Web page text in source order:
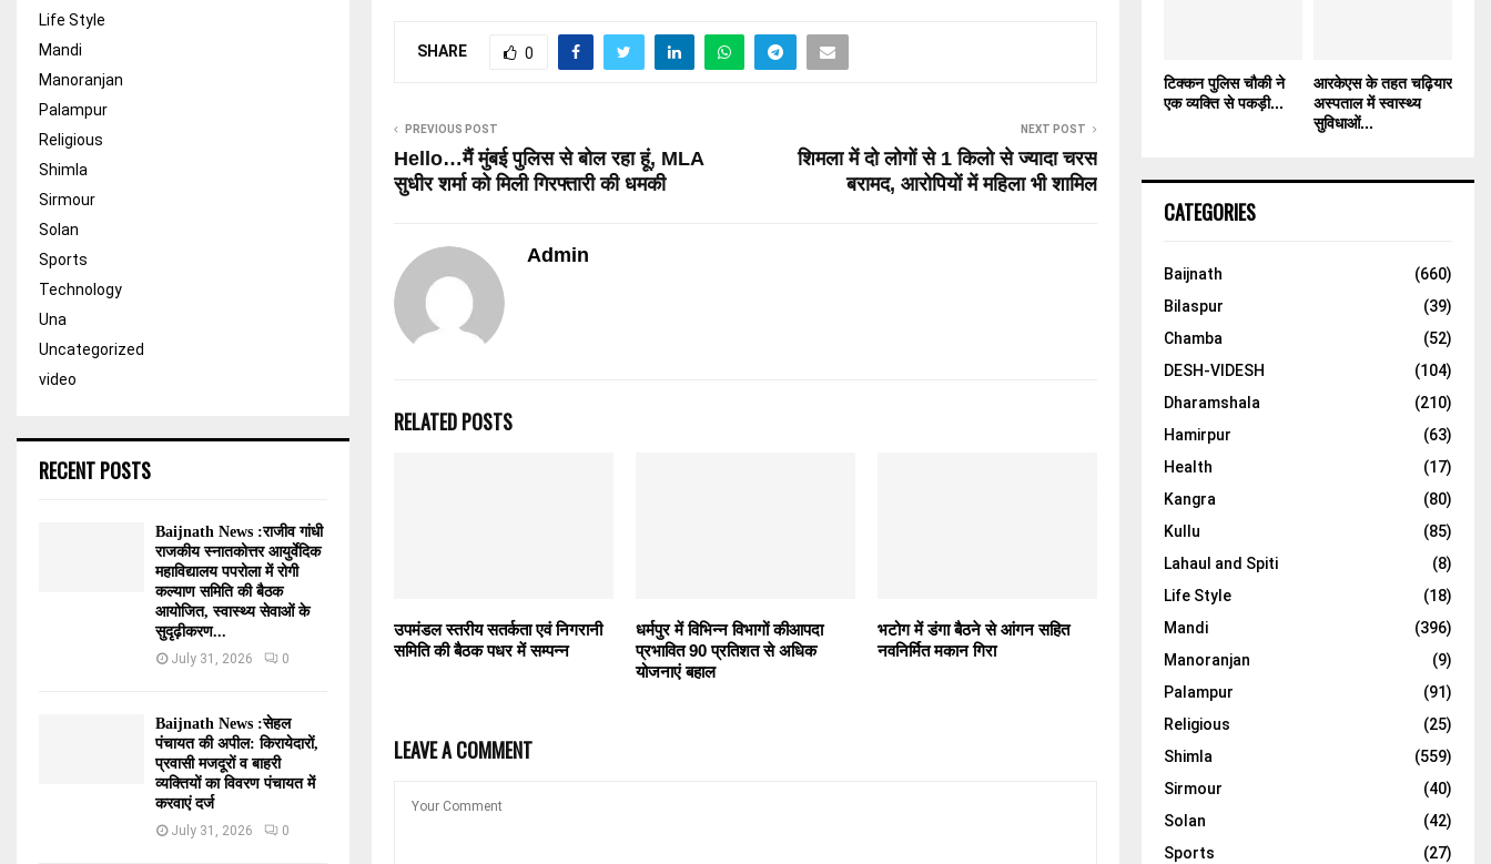
SHARE 0
PREVIOUS POST
Hello…मैं मुंबई पुलिस से बोल रहा हूं, MLA
सुधीर शर्मा को मिली गिरफ्तारी की धमकी
NEXT POST
शिमला में दो लोगों से 1 किलो से ज्यादा चरस
बरामद, आरोपियों में महिला भी शामिल
Admin
RELATED POSTS
उपमंडल स्तरीय सतर्कता एवं निगरानी
समिति की बैठक पधर में सम्पन्न
धर्मपुर में विभिन्न विभागों कीआपदा
प्रभावित 90 प्रतिशत से अधिक
योजनाएं बहाल
भटोग में डंगा बैठने से आंगन सहित
नवनिर्मित मकान गिरा
LEAVE A COMMENT
Life Style
Mandi
Manoranjan
Palampur
Religious
Shimla
Sirmour
Solan
Sports
Technology
Una
Uncategorized
video
RECENT POSTS
Baijnath News :राजीव गांधी
राजकीय स्नातकोत्तर आयुर्वेदिक
महाविद्यालय पपरोला में रोगी
कल्याण समिति की बैठक
आयोजित, स्वास्थ्य सेवाओं के
सुदृढ़ीकरण...
July 31, 2026 0
Baijnath News :सेहल
पंचायत की अपील: किरायेदारों,
प्रवासी मजदूरों व बाहरी
व्यक्तियों का विवरण पंचायत में
करवाएं दर्ज
July 31, 2026 0
टिक्कन पुलिस चौकी ने
एक व्यक्ति से पकड़ी...
आरकेएस के तहत चढ़ियार
अस्पताल में स्वास्थ्य
सुविधाओं...
CATEGORIES
Baijnath
(660)
Bilaspur
(39)
Chamba
(52)
DESH-VIDESH
(104)
Dharamshala
(210)
Hamirpur
(63)
Health
(17)
Kangra
(80)
Kullu
(85)
Lahaul and Spiti
(8)
Life Style
(18)
Mandi
(396)
Manoranjan
(9)
Palampur
(91)
Religious
(25)
Shimla
(559)
Sirmour
(40)
Solan
(42)
Sports
(27)